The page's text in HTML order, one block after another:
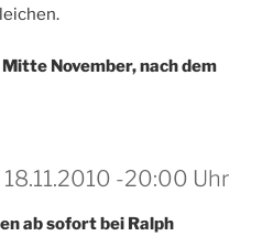
November, nach dem
-20:00 Uhr
ab sofort bei Ralph